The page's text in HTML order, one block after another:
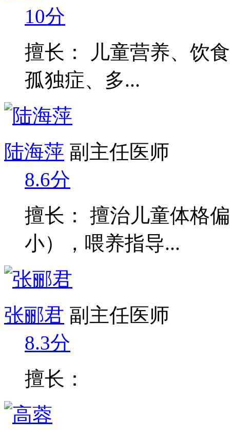
10分
擅长： 儿童营养、饮
孤独症、多...
陆海萍 副主任医师
8.6分
擅长： 擅治儿童体格
小），喂养指导...
张郦君 副主任医师
8.3分
擅长：